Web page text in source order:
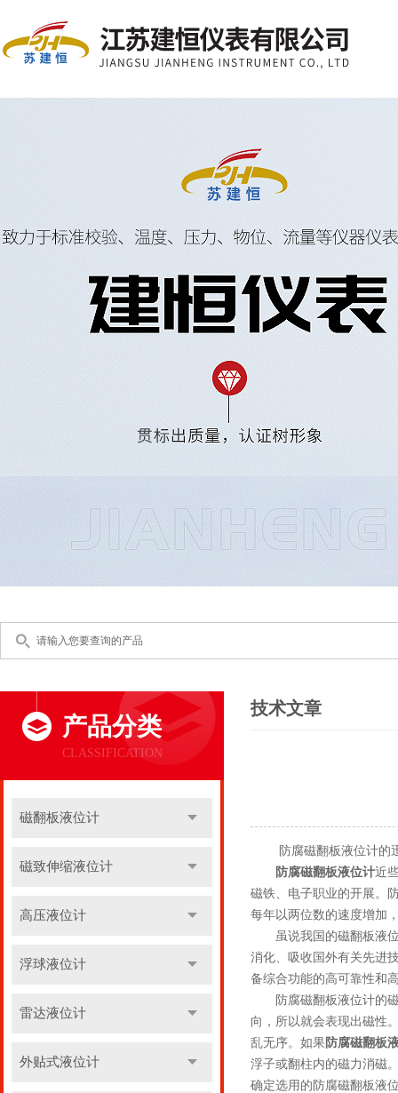
产品分类
CLASSIFICATION
磁翻板液位计
磁致伸缩液位计
高压液位计
浮球液位计
雷达液位计
外贴式液位计
技术文章
防腐磁翻板液位计的
防腐磁翻板液位计近
磁铁、电子职业的开展。
每年以两位数的速度增加
虽说我国的磁翻板液位
消化、吸收国外有关先进
备综合功能的高可靠性和
防腐磁翻板液位计的磁
向，所以就会表现出磁性
乱无序。如果 防腐磁翻板
浮子或翻柱内的磁力消磁
确定选用的防腐磁翻板液